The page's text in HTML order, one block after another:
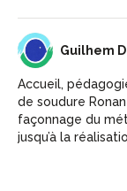
GD Guilhem D
Accueil,
de soudure
façonnage du
jusqu’à la
Ronan pour ton